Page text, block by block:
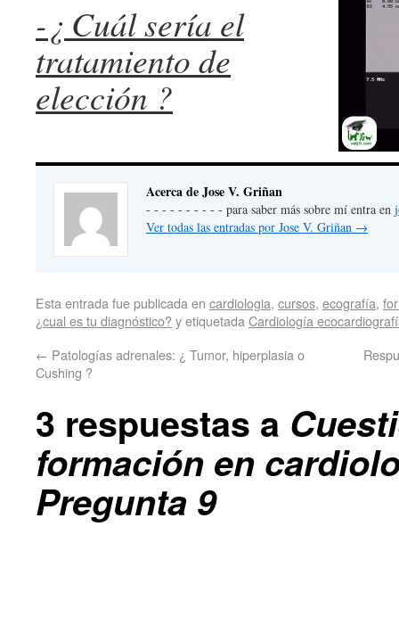
-¿ Cuál sería el
tratamiento de
elección ?
Acerca de Jose V. Griñan
- - - - - - - - - - para saber más sobre mí entra en
Ver todas las entradas por Jose V. Griñan →
Esta entrada fue publicada en cardiologia, cursos, ecografía,
¿cual es tu diagnóstico? y etiquetadaCardiología
← Patologías adrenales: ¿ Tumor, hiperplasia o
Cushing ?
3 respuestas a
formación en
Pregunta 9